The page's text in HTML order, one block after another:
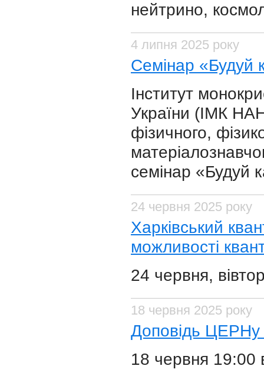
нейтрино,
4 липня 2025 року
Семінар «Будуй
Інститут
України (ІМК
фізичного,
семінар «Будуй
24 червня 2025 року
Харківський
можливості
24 червня,
18 червня 2025 року
Доповідь ЦЕРНу в
18 червня 19:00